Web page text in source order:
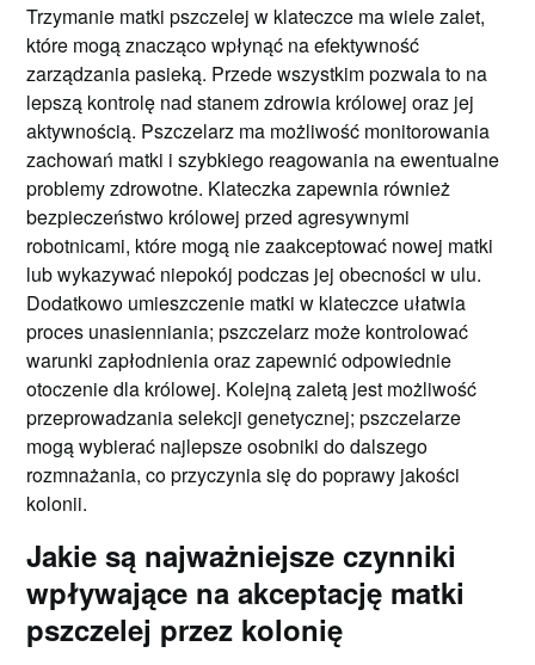
Trzymanie matki pszczelej w klateczce ma wiele zalet,
które mogą znacząco wpłynąć na efektywność
zarządzania pasieką. Przede wszystkim pozwala to na
lepszą kontrolę nad stanem zdrowia królowej oraz jej
aktywnością. Pszczelarz ma możliwość monitorowania
zachowań matki i szybkiego reagowania na ewentualne
problemy zdrowotne. Klateczka zapewnia również
bezpieczeństwo królowej przed agresywnymi
robotnicami, które mogą nie zaakceptować nowej matki
lub wykazywać niepokój podczas jej obecności w ulu.
Dodatkowo umieszczenie matki w klateczce ułatwia
proces unasienniania; pszczelarz może kontrolować
warunki zapłodnienia oraz zapewnić odpowiednie
otoczenie dla królowej. Kolejną zaletą jest możliwość
przeprowadzania selekcji genetycznej; pszczelarze
mogą wybierać najlepsze osobniki do dalszego
rozmnażania, co przyczynia się do poprawy jakości
kolonii.
Jakie są najważniejsze czynniki
wpływające na akceptację matki
pszczelej przez kolonię